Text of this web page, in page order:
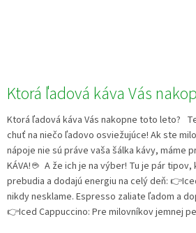
Ktorá ľadová káva Vás
Ktorá ľadová káva Vás nakopne toto leto?
chuť na niečo ľadovo osviežujúce! Ak ste
nápoje nie sú práve vaša šálka kávy, máme
KÁVA! ☕ A že ich je na výber! Tu je pár
prebudia a dodajú energiu na celý deň:
nikdy nesklame. Espresso zaliate ľadom a
👉Iced Cappuccino: Pre milovníkov jemnej